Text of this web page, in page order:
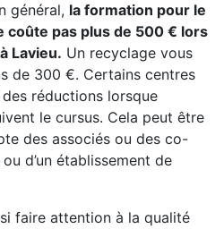
général, la formation pour le
coûte pas plus de 500 € lors
Lavieu. Un recyclage vous
de 300 €. Certains centres
réductions lorsque
le cursus. Cela peut être
des associés ou des co-
d’un établissement de
faire attention à la qualité